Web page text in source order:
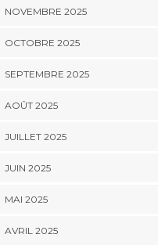
NOVEMBRE 2025
OCTOBRE 2025
SEPTEMBRE 2025
AOÛT 2025
JUILLET 2025
JUIN 2025
MAI 2025
AVRIL 2025